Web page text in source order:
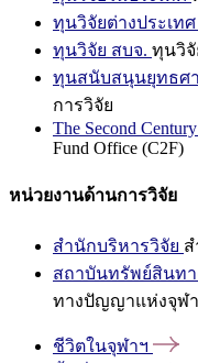
ทุนวิจัยต่างประเทศ
ทุนวิจัย สบจ. ทุนวิจั
ทุนสนับสนุนยุทธศ
การวิจัย
The Second
Fund Office (C2F)
หน่วยงานด้านการวิจัย
สำนักบริหารวิจัย
สถาบันทรัพย์สินท
ทางปัญญาแห่งจุฬ
ชีวิตในจุฬาฯ